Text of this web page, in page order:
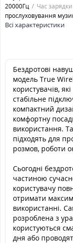
20000Гц
Час зарядки
прослуховування
Всі характеристики
Бездротові
модель True
користувачів,
стабільне
компактний
комфортну
використання.
підходять для
розмов, роботи
Сьогодні
частиною
користувачу
отримати
використанні.
розроблена з
користуються
дня або